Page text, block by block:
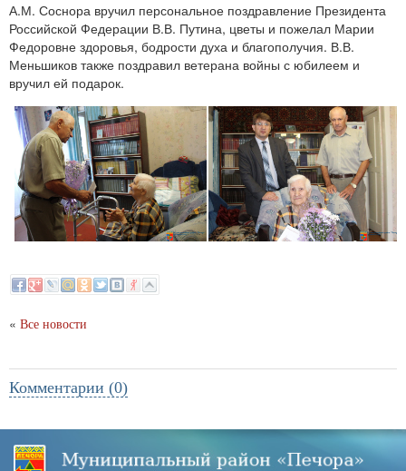
А.М. Соснора вручил персональное поздравление Президента
Российской Федерации В.В. Путина, цветы и пожелал Марии
Федоровне здоровья, бодрости духа и благополучия. В.В.
Меньшиков также поздравил ветерана войны с юбилеем и
вручил ей подарок.
« Все новости
Комментарии (0)